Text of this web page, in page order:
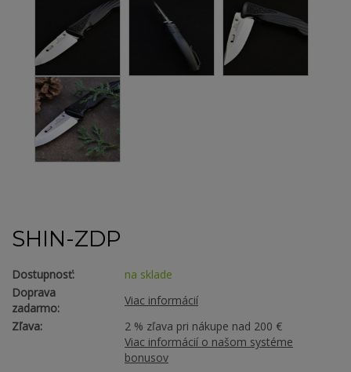
SHIN-ZDP
Dostupnosť:
na sklade
Doprava
zadarmo:
Viac informácií
Zľava:
2 % zľava pri nákupe nad 200 €
Viac informácií o našom systéme
bonusov